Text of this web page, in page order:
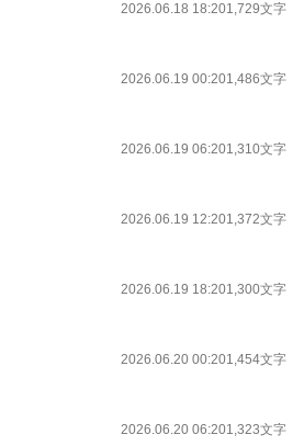
2026.06.18 18:201,729文字
2026.06.19 00:201,486文字
2026.06.19 06:201,310文字
2026.06.19 12:201,372文字
2026.06.19 18:201,300文字
2026.06.20 00:201,454文字
2026.06.20 06:201,323文字